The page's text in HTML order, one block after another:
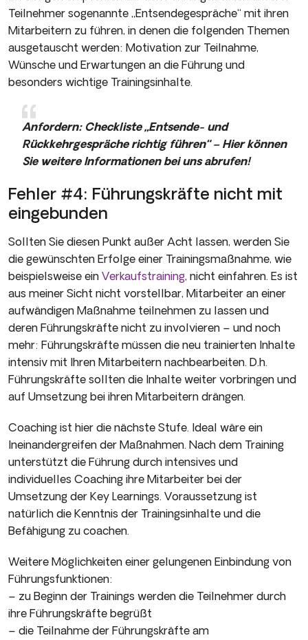
Teilnehmer sogenannte „Entsendegespräche“ mit ihren
Mitarbeitern zu führen, in denen die folgenden Themen
ausgetauscht werden: Motivation zur Teilnahme,
Wünsche und Erwartungen an die Führung und
besonders wichtige Trainingsinhalte.
Anfordern: Checkliste „Entsende- und
Rückkehrgespräche richtig führen“ – Hier können
Sie weitere Informationen bei uns abrufen!
Fehler #4: Führungskräfte nicht mit
eingebunden
Sollten Sie diesen Punkt außer Acht lassen, werden Sie
die gewünschten Erfolge einer Trainingsmaßnahme, wie
beispielsweise ein Verkaufstraining, nicht einfahren. Es ist
aus meiner Sicht nicht vorstellbar, Mitarbeiter an einer
aufwändigen Maßnahme teilnehmen zu lassen und
deren Führungskräfte nicht zu involvieren – und noch
mehr: Führungskräfte müssen die neu trainierten Inhalte
intensiv mit Ihren Mitarbeitern nachbearbeiten. D.h.
Führungskräfte sollten die Inhalte weiter vorbringen und
auf Umsetzung bei ihren Mitarbeitern drängen.
Coaching ist hier die nächste Stufe. Ideal wäre ein
Ineinandergreifen der Maßnahmen. Nach dem Training
unterstützt die Führung durch intensives und
individuelles Coaching ihre Mitarbeiter bei der
Umsetzung der Key Learnings. Voraussetzung ist
natürlich die Kenntnis der Trainingsinhalte und die
Befähigung zu coachen.
Weitere Möglichkeiten einer gelungenen Einbindung von
Führungsfunktionen:
– zu Beginn der Trainings werden die Teilnehmer durch
ihre Führungskräfte begrüßt
– die Teilnahme der Führungskräfte am